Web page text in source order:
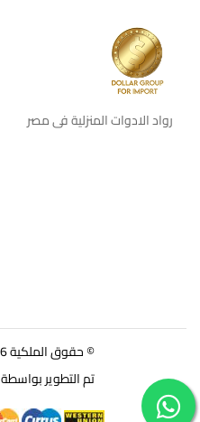
رواد الادوات المنزلية فى مصر
© حقوق الملكية 2026 دولار للاستيراد.
تم التطوير بواسطة